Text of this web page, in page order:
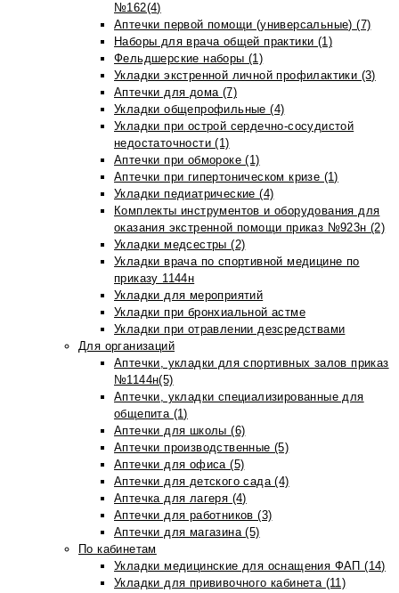
№162(4)
Аптечки первой помощи (универсальные) (7)
Наборы для врача общей практики (1)
Фельдшерские наборы (1)
Укладки экстренной личной профилактики (3)
Аптечки для дома (7)
Укладки общепрофильные (4)
Укладки при острой сердечно-сосудистой
недостаточности (1)
Аптечки при обмороке (1)
Аптечки при гипертоническом кризе (1)
Укладки педиатрические (4)
Комплекты инструментов и оборудования для
оказания экстренной помощи приказ №923н (2)
Укладки медсестры (2)
Укладки врача по спортивной медицине по
приказу 1144н
Укладки для мероприятий
Укладки при бронхиальной астме
Укладки при отравлении дезсредствами
Для организаций
Аптечки, укладки для спортивных залов приказ
№1144н(5)
Аптечки, укладки специализированные для
общепита (1)
Аптечки для школы (6)
Аптечки производственные (5)
Аптечки для офиса (5)
Аптечки для детского сада (4)
Аптечка для лагеря (4)
Аптечки для работников (3)
Аптечки для магазина (5)
По кабинетам
Укладки медицинские для оснащения ФАП (14)
Укладки для прививочного кабинета (11)